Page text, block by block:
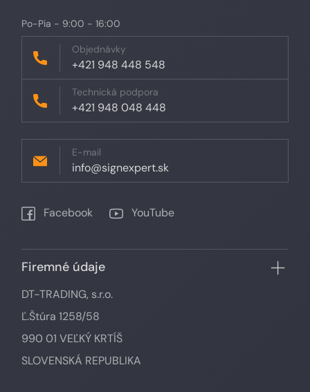
Po-Pia - 9:00 - 16:00
Objednávky
+421 948 448 548
Technická podpora
+421 948 048 448
E-mail
info@signexpert.sk
Facebook YouTube
Firemné údaje
DT-TRADING, s.r.o.
Ľ.Štúra 1258/58
990 01 VEĽKÝ KRTÍŠ
SLOVENSKÁ REPUBLIKA